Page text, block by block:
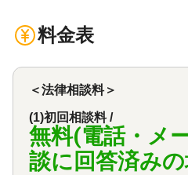
料金表
＜法律相談料＞
(1)初回相談料 /
無料(電話・メ
談に回答済み